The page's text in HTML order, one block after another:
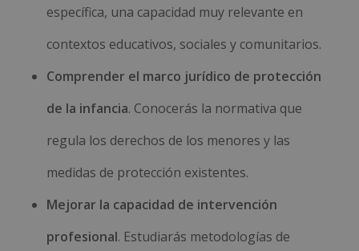
específica, una capacidad muy relevante en
contextos educativos, sociales y comunitarios.
Comprender el marco jurídico de protección
de la infancia. Conocerás la normativa que
regula los derechos de los menores y las
medidas de protección existentes.
Mejorar la capacidad de intervención
profesional. Estudiarás metodologías de